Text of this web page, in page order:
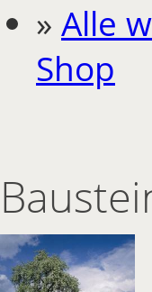
» Alle
Shop